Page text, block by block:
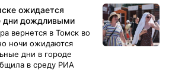
области от минус 2 до
западный, юго-
порывы до 15
Синоптики
давление
столба.
ожидается
дни дождливыми
вернется в Томск во
ночи ожидаются
дни в городе
в среду РИА